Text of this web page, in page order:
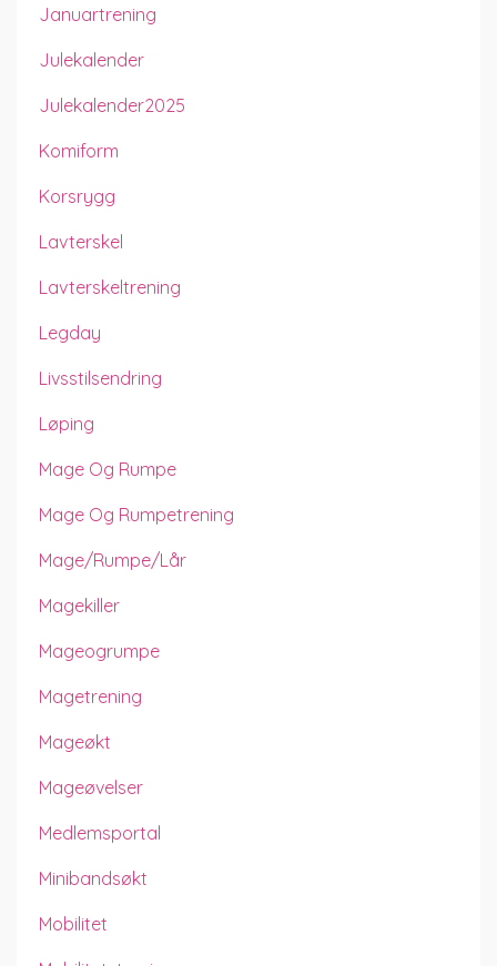
Januartrening
Julekalender
Julekalender2025
Komiform
Korsrygg
Lavterskel
Lavterskeltrening
Legday
Livsstilsendring
Løping
Mage Og Rumpe
Mage Og Rumpetrening
Mage/rumpe/lår
Magekiller
Mageogrumpe
Magetrening
Mageøkt
Mageøvelser
Medlemsportal
Minibandsøkt
Mobilitet